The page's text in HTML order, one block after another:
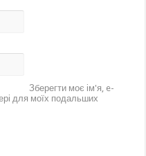
Зберегти моє ім'я, e-
для моїх подальших